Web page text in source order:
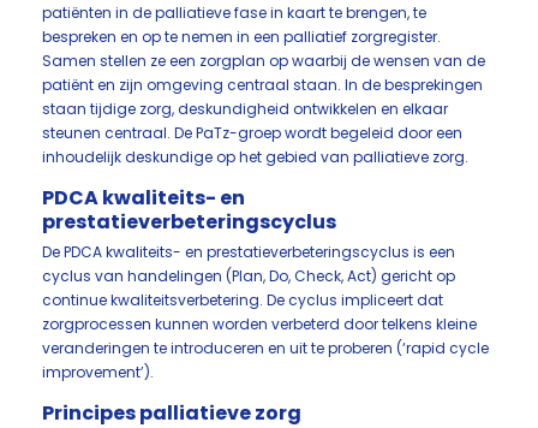
patiënten in de palliatieve fase in kaart te brengen, te
bespreken en op te nemen in een palliatief zorgregister.
Samen stellen ze een zorgplan op waarbij de wensen van de
patiënt en zijn omgeving centraal staan. In de besprekingen
staan tijdige zorg, deskundigheid ontwikkelen en elkaar
steunen centraal. De PaTz-groep wordt begeleid door een
inhoudelijk deskundige op het gebied van palliatieve zorg.
PDCA kwaliteits- en
prestatieverbeteringscyclus
De PDCA kwaliteits- en prestatieverbeteringscyclus is een
cyclus van handelingen (Plan, Do, Check, Act) gericht op
continue kwaliteitsverbetering. De cyclus impliceert dat
zorgprocessen kunnen worden verbeterd door telkens kleine
veranderingen te introduceren en uit te proberen (‘rapid cycle
improvement’).
Principes palliatieve zorg